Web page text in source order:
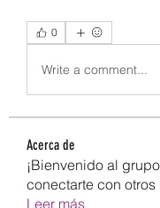
0
Write a comment...
Acerca de
¡Bienvenido al
conectarte con otros
Leer más